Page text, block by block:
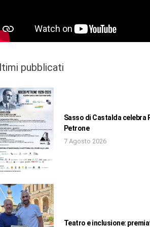
pubblicati
Sasso di Castalda celebra
Petrone
7 Agosto 2026
Teatro e inclusione: